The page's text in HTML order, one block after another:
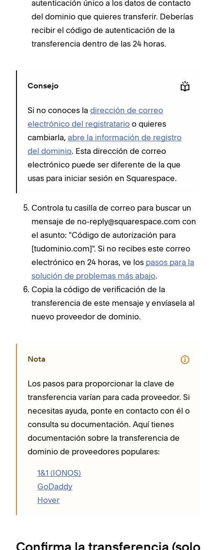
autenticación único a los datos de contacto
del dominio que quieres transferir. Deberías
recibir el código de autenticación de la
transferencia dentro de las 24 horas.
Consejo
Si no conoces la dirección de correo
electrónico del registratario o quieres
cambiarla, abre la información de registro
del dominio. Esta dirección de correo
electrónico puede ser diferente de la que
usas para iniciar sesión en Squarespace.
Controla tu casilla de correo para buscar un
mensaje de no-reply@squarespace.com con
el asunto: "Código de autorización para
[tudominio.com]". Si no recibes este correo
electrónico en 24 horas, ve los pasos para la
solución de problemas más abajo.
Copia la código de verificación de la
transferencia de este mensaje y envíasela al
nuevo proveedor de dominio.
Nota
Los pasos para proporcionar la clave de
transferencia varían para cada proveedor. Si
necesitas ayuda, ponte en contacto con él o
consulta su documentación. Aquí tienes
documentación sobre la transferencia de
dominio de proveedores populares:
1&1 (IONOS)
GoDaddy
Hover